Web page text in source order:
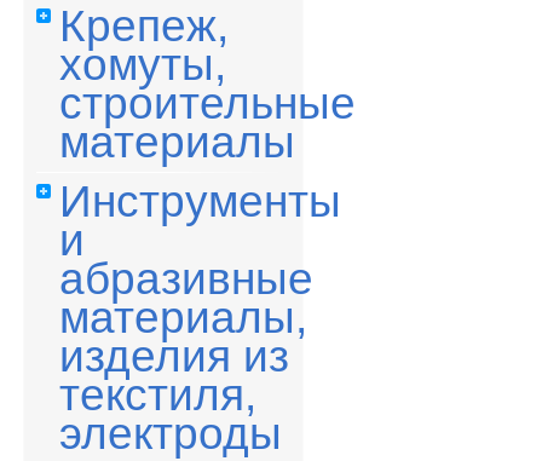
Крепеж,
хомуты,
строительные
материалы
Инструменты
и
абразивные
материалы,
изделия из
текстиля,
электроды